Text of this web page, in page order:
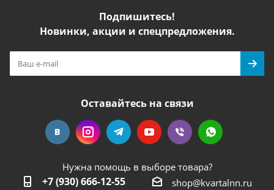
Подпишитесь!
Новинки, акции и спецпредложения.
Оставайтесь на связи
Нужна помощь в выборе товара?
+7 (930) 666-12-55 shop@kvartalnn.ru